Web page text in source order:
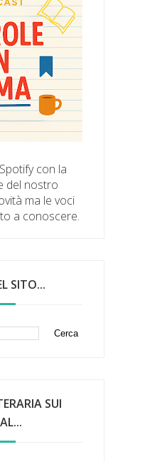
con la
del nostro
ma le voci
a conoscere.
SITO...
SUI